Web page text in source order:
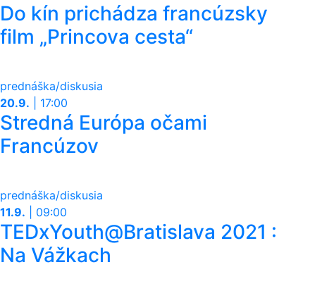
Do kín prichádza francúzsky
film „Princova cesta“
prednáška/diskusia
20.9.
17:00
Stredná Európa očami
Francúzov
prednáška/diskusia
11.9.
09:00
TEDxYouth@Bratislava 2021 :
Na Vážkach